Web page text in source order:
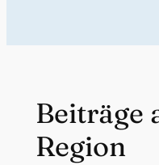
Beiträge
Region